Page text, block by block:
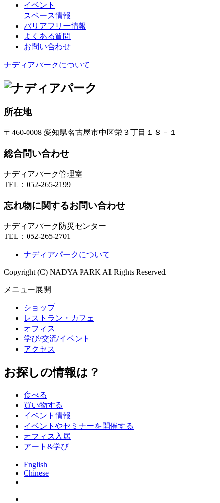
イベント
スペース情報
バリアフリー情報
よくある質問
お問い合わせ
ナディアパークについて
所在地
〒460-0008 愛知県名古屋市中区栄３丁目１８－１
総合問い合わせ
ナディアパーク管理室
TEL： 052-265-2199
忘れ物に関するお問い合わせ
ナディアパーク防災センター
TEL： 052-265-2701
ナディアパークについて
Copyright (C) NADYA PARK All Rights Reserved.
メニュー展開
ショップ
レストラン・カフェ
オフィス
学び/交流/イベント
アクセス
お探しの情報は？
食べる
買い物する
イベント情報
イベントやセミナーを開催する
オフィス入居
アート&学び
English
Chinese